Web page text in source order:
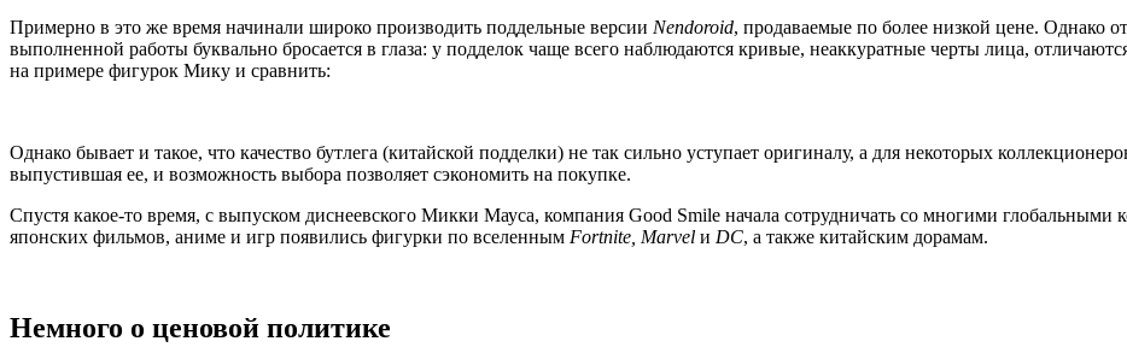
Примерно в это же время начинали широко производить поддельные версии Nendoroid, продаваемые по более низкой цене. Однако
выполненной работы буквально бросается в глаза: у подделок чаще всего наблюдаются кривые, неаккуратные черты лица,
на примере фигурок Мику и сравнить:
Однако бывает и такое, что качество бутлега (китайской подделки) не так сильно уступает оригиналу, а для некоторых
выпустившая ее, и возможность выбора позволяет сэкономить на покупке.
Спустя какое-то время, с выпуском диснеевского Микки Мауса, компания Good Smile начала сотрудничать со многими
японских фильмов, аниме и игр появились фигурки по вселенным Fortnite, Marvel и DC, а также китайским дорамам.
Немного о ценовой политике